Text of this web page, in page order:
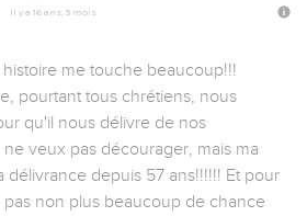
Il y a 16 ans, 3 mois
me touche beaucoup!!!
pourtant tous chrétiens, nous
qu'il nous délivre de nos
veux pas décourager, mais ma
délivrance depuis 57 ans!!!!!! Et pour
pas non plus beaucoup de chance